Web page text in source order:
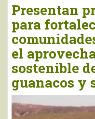
Presentan
para
el
sostenible
guanacos y